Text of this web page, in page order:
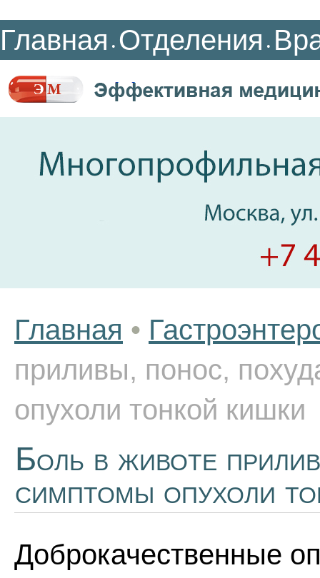
Главная • Отделения •
Главная •
приливы, понос,
опухоли тонкой кишки
Боль в животе
симптомы опухоли
Доброкачественные